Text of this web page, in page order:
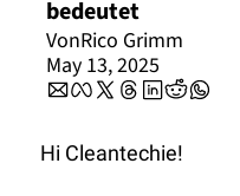
bedeutet
VonRico Grimm
May 13, 2025
Hi Cleantechie!